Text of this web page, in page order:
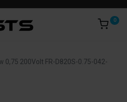
0
0,75 200Volt FR-D820S-0.75-042-